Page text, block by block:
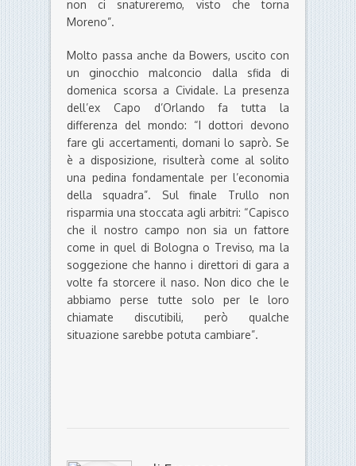
non ci snatureremo, visto che torna
Moreno”.
Molto passa anche da Bowers, uscito con
un ginocchio malconcio dalla sfida di
domenica scorsa a Cividale. La presenza
dell’ex Capo d’Orlando fa tutta la
differenza del mondo: “I dottori devono
fare gli accertamenti, domani lo saprò. Se
è a disposizione, risulterà come al solito
una pedina fondamentale per l’economia
della squadra”. Sul finale Trullo non
risparmia una stoccata agli arbitri: “Capisco
che il nostro campo non sia un fattore
come in quel di Bologna o Treviso, ma la
soggezione che hanno i direttori di gara a
volte fa storcere il naso. Non dico che le
abbiamo perse tutte solo per le loro
chiamate discutibili, però qualche
situazione sarebbe potuta cambiare”.